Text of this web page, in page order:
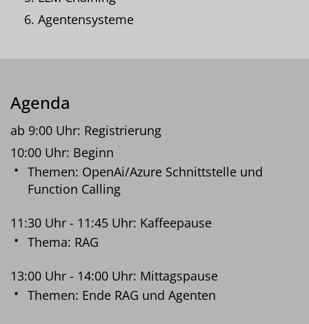
Agentensysteme
Agenda
ab 9:00 Uhr: Registrierung
10:00 Uhr: Beginn
Themen: OpenAi/Azure Schnittstelle und
Function Calling
11:30 Uhr - 11:45 Uhr: Kaffeepause
Thema: RAG
13:00 Uhr - 14:00 Uhr: Mittagspause
Themen: Ende RAG und Agenten